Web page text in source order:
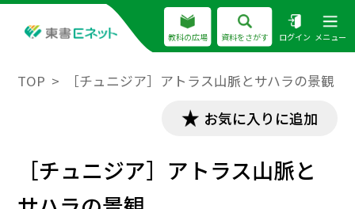
教科の広場 資料をさがす ログイン メニュー
TOP ［チュニジア］アトラス山脈とサハラの景観
お気に入りに追加
［チュニジア］アトラス山脈と